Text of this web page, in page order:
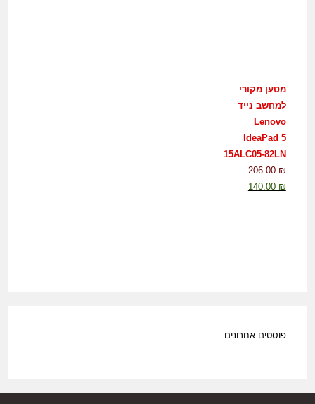
מטען מקורי
למחשב נייד
Lenovo
IdeaPad 5
15ALC05-82LN
206.00₪
140.00 ₪
פוסטים אחרונים